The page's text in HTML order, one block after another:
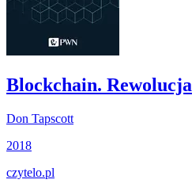
Blockchain. Rewolucja
Don Tapscott
2018
czytelo.pl